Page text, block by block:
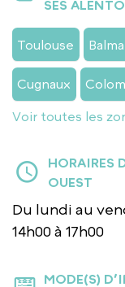
SES
Toulouse Balma
Cugnaux
Voir toutes les
HORAIRES
OUEST
Du lundi au
14h00 à 17h00
MODE(S)